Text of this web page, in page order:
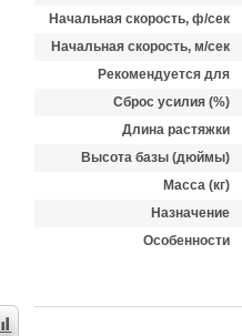
Начальная скорость, ф/сек
Начальная скорость, м/сек
Рекомендуется для
Сброс усилия (%)
Длина растяжки
Высота базы (дюймы)
Масса (кг)
Назначение
Особенности